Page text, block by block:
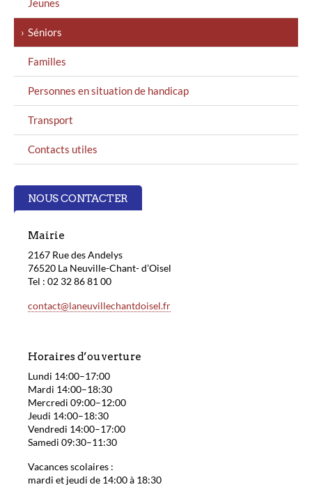
Jeunes
Séniors
Familles
Personnes en situation de handicap
Transport
Contacts utiles
NOUS CONTACTER
Mairie
2167 Rue des Andelys
76520 La Neuville-Chant- d’Oisel
Tel : 02 32 86 81 00
contact@laneuvillechantdoisel.fr
Horaires d’ouverture
Lundi 14:00–17:00
Mardi 14:00–18:30
Mercredi 09:00–12:00
Jeudi 14:00–18:30
Vendredi 14:00–17:00
Samedi 09:30–11:30
Vacances scolaires :
mardi et jeudi de 14:00 à 18:30